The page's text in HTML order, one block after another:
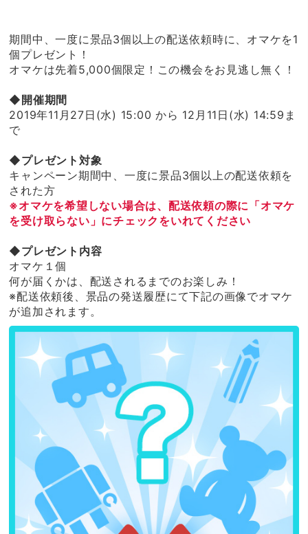
期間中、一度に景品3個以上の配送依頼時に、オマケを1
個プレゼント！
オマケは先着5,000個限定！この機会をお見逃し無く！
◆開催期間
2019年11月27日(水) 15:00 から 12月11日(水) 14:59ま
で
◆プレゼント対象
キャンペーン期間中、一度に景品3個以上の配送依頼を
された方
※オマケを希望しない場合は、配送依頼の際に「オマケ
を受け取らない」にチェックをいれてください
◆プレゼント内容
オマケ１個
何が届くかは、配送されるまでのお楽しみ！
※配送依頼後、景品の発送履歴にて下記の画像でオマケ
が追加されます。